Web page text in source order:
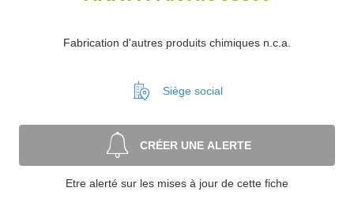
Fabrication d'autres produits chimiques n.c.a.
Siège social
CRÉER UNE ALERTE
Etre alerté sur les mises à jour de cette fiche